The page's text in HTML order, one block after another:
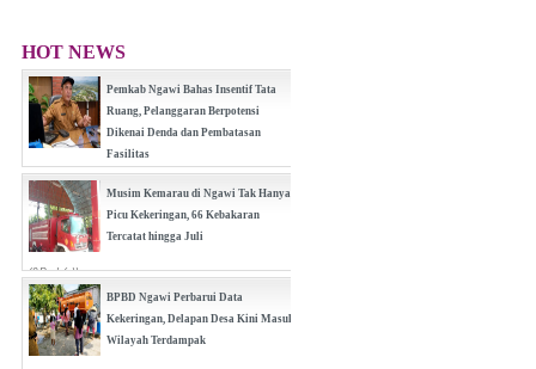
HOT NEWS
Pemkab Ngawi Bahas Insentif Tata
Ruang, Pelanggaran Berpotensi
Dikenai Denda dan Pembatasan
Fasilitas
(0 Reply(s))
Musim Kemarau di Ngawi Tak Hanya
Picu Kekeringan, 66 Kebakaran
Tercatat hingga Juli
(0 Reply(s))
BPBD Ngawi Perbarui Data
Kekeringan, Delapan Desa Kini Masuk
Wilayah Terdampak